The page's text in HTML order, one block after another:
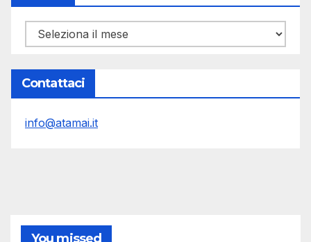
Archivi
Contattaci
info@atamai.it
You missed